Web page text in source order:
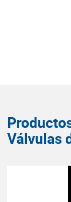
Válvulas